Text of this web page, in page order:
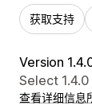
获取支持
Version
Select
查看详细信息